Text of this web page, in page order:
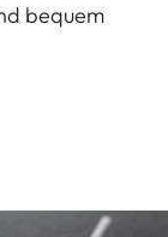
bequem